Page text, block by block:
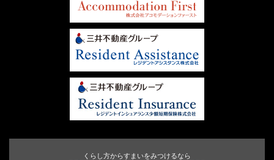
くらし方からすまいをみつけるなら